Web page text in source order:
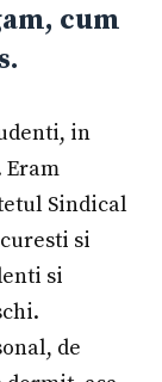
cum
in
Sindical
si
si
de